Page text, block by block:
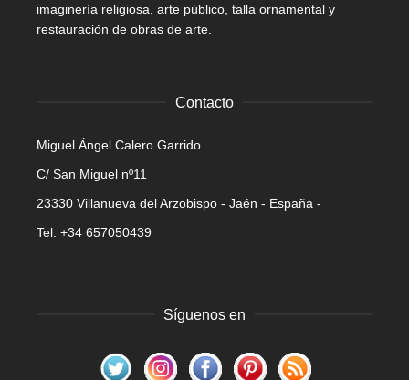
imaginería religiosa, arte público, talla ornamental y
restauración de obras de arte.
Contacto
Miguel Ángel Calero Garrido
C/ San Miguel nº11
23330 Villanueva del Arzobispo - Jaén - España -
Tel: +34 657050439
Síguenos en